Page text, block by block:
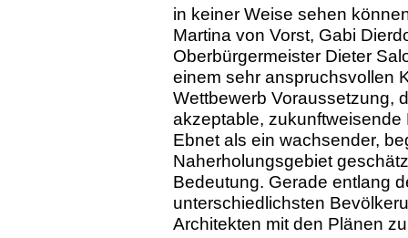
in keiner Weise sehen
Martina von Vorst, Gabi
Oberbürgermeister Dieter
einem sehr anspruchsvollen
Wettbewerb Voraussetzung,
akzeptable, zukunftweisende
Ebnet als ein wachsender,
Naherholungsgebiet
Bedeutung. Gerade entlang
unterschiedlichsten
Architekten mit den Plänen